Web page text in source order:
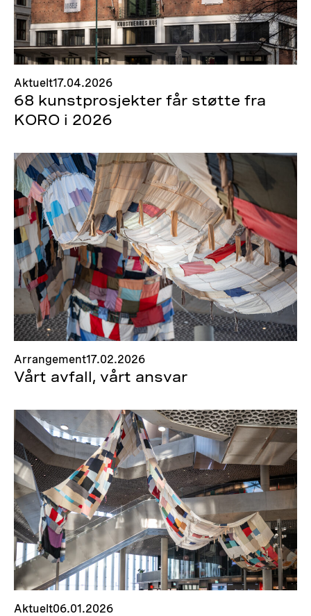
Aktuelt17.04.2026
68 kunstprosjekter får støtte fra
KORO i 2026
Arrangement17.02.2026
Vårt avfall, vårt ansvar
Aktuelt06.01.2026